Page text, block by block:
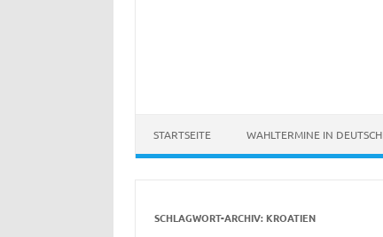
STARTSEITE WAHLTERMINE IN
SCHLAGWORT-ARCHIV: KROATIEN